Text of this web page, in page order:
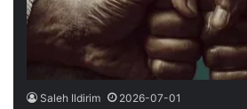
Saleh Ildirim 2026-07-01